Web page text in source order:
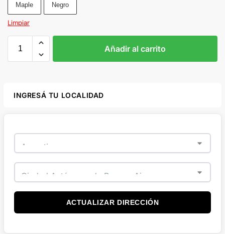
Maple Negro
Limpiar
Añadir al carrito
INGRESÁ TU LOCALIDAD
ACTUALIZAR DIRECCIÓN